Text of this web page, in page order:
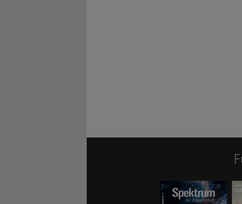
Knochen, die
Kleidung und
Vermutlich
Allerdings